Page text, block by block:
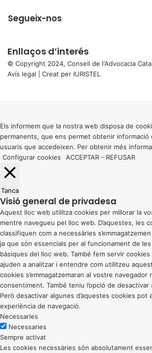
Segueix-nos
Enllaços d’interés
© Copyright 2024, Consell de l'Advocacia
Avís legal | Creat per IURISTEL
button
Els informem que la nostra web disposa de
permanents, que ens permet obtenir informació
usuaris que accedeixen. Per obtenir més
Configurar cookies
ACCEPTAR - REFUSAR
Tanca
Visió general de privadesa
Aquest lloc web utilitza cookies per millorar la
mentre navegueu pel lloc web. D’aquestes, les
classifiquen com a necessàries
ja que són essencials per al funcionament de
bàsiques del lloc web. També fem servir
ajuden a analitzar i entendre com utilitzeu
cookies s’emmagatzemaran al vostre navegador
consentiment. També teniu l’opció de
Però desactivar algunes d’aquestes cookies pot
experiència de navegació.
Necessaries
Necessaries
Sempre activat
Les cookies necessàries són absolutament